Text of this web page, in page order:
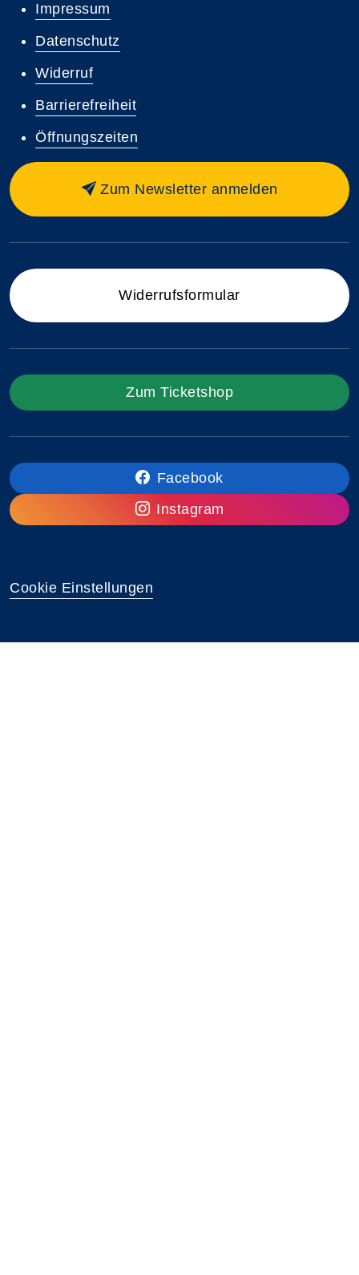
Impressum
Datenschutz
Widerruf
Barrierefreiheit
Öffnungszeiten
Zum Newsletter anmelden
Widerrufsformular
Zum Ticketshop
Facebook
Instagram
Cookie Einstellungen